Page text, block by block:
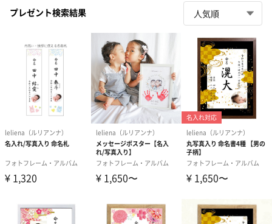
プレゼント検索結果